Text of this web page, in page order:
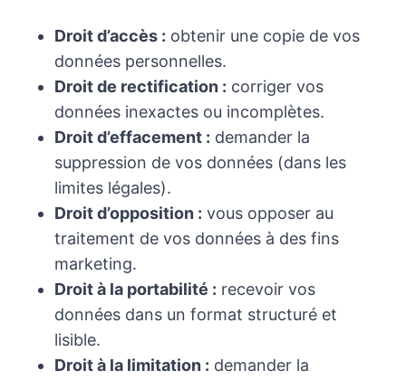
Droit d’accès : obtenir une copie de vos
données personnelles.
Droit de rectification : corriger vos
données inexactes ou incomplètes.
Droit d’effacement : demander la
suppression de vos données (dans les
limites légales).
Droit d’opposition : vous opposer au
traitement de vos données à des fins
marketing.
Droit à la portabilité : recevoir vos
données dans un format structuré et
lisible.
Droit à la limitation : demander la